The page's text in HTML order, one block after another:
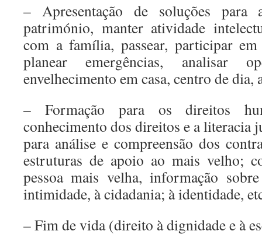
– Apresentação de soluções para
património, manter atividade
com a família, passear, participar
planear emergências, analisar
envelhecimento em casa, centro de
– Formação para os direitos
conhecimento dos direitos e a literacia
para análise e compreensão dos
estruturas de apoio ao mais velho;
pessoa mais velha, informação
intimidade, à cidadania; à identidade,
– Fim de vida (direito à dignidade e à